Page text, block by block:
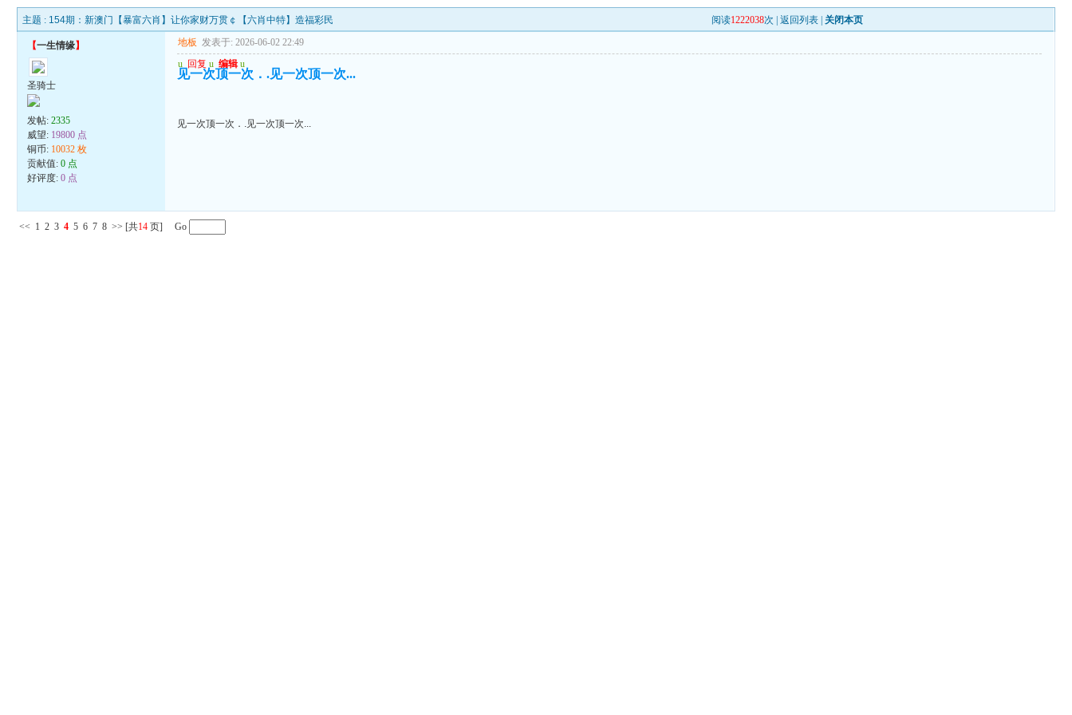
主题 : 154期：新澳门【暴富六肖】让你家财万贯￠【六肖中特】造福彩民 阅读1222038次 |返回列表 关闭本页
【一生情缘】
圣骑士
发帖:2335
威望: 19800 点
铜币: 10032 枚
贡献值:0 点
好评度:0 点
地板 发表于: 2026-06-02 22:49
u 回复 u 编辑 u
见一次顶一次．.见一次顶一次...
见一次顶一次．.见一次顶一次...
<< 1 2 3 4 5 6 7 8 >> [共14 页] Go